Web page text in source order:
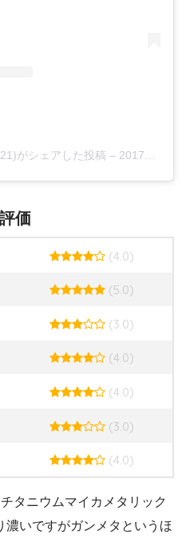
がシェアした投稿 – 2017年 6月月21日午前4時15分PDT
評価
(4.0)
(5.0)
(3.0)
(4.0)
(4.0)
(3.0)
(4.0)
タニウムマイカメタリック
濃いですがガンメタというほ